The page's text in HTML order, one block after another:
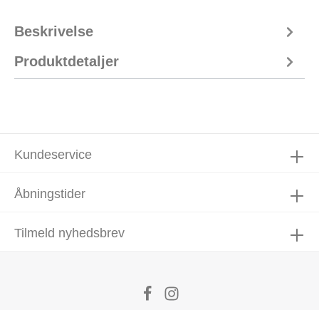
Beskrivelse
Produktdetaljer
Tilmeld nyhedsbrev
Åbningstider
Kundeservice